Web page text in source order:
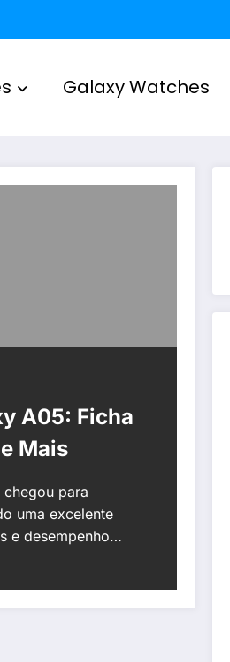
Galaxy Watches
A05: Ficha
Mais
chegou para
uma excelente
e desempenho…